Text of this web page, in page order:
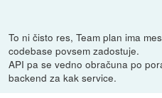
To ni čisto res, Team plan ima
codebase povsem zadostuje.
API pa se vedno obračuna po
backend za kak service.